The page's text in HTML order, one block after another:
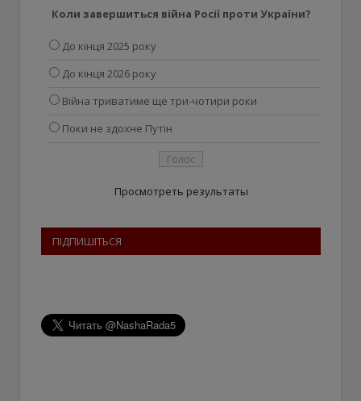
Коли завершиться війна Росії проти України?
До кінця 2025 року
До кінця 2026 року
Війна триватиме ще три-чотири роки
Поки не здохне Путін
Просмотреть результаты
ПІДПИШІТЬСЯ